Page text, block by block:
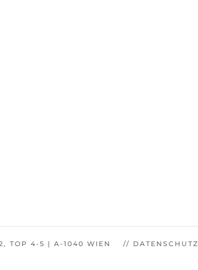
TOP 4-5 | A-1040 WIEN // DATENSCHUTZ